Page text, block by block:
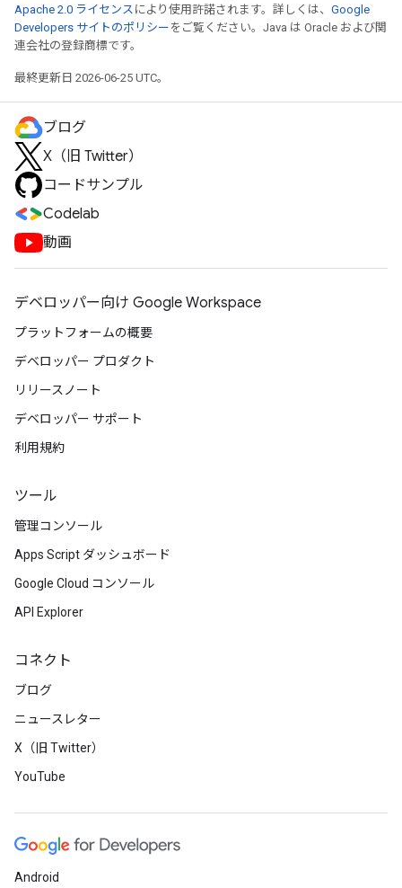
Apache 2.0 ライセンス により使用許諾されます。詳しくは、 Google
Developers サイトのポリシー をご覧ください。Java は Oracle および関
連会社の登録商標です。
最終更新日 2026-06-25 UTC。
ブログ
X（旧 Twitter）
コードサンプル
Codelab
動画
デベロッパー向け Google Workspace
プラットフォームの概要
デベロッパー プロダクト
リリースノート
デベロッパー サポート
利用規約
ツール
管理コンソール
Apps Script ダッシュボード
Google Cloud コンソール
API Explorer
コネクト
ブログ
ニュースレター
X（旧 Twitter）
YouTube
Android